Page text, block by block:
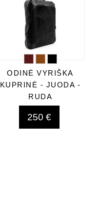
ODINĖ VYRIŠKA
KUPRINĖ - JUODA -
RUDA
250 €